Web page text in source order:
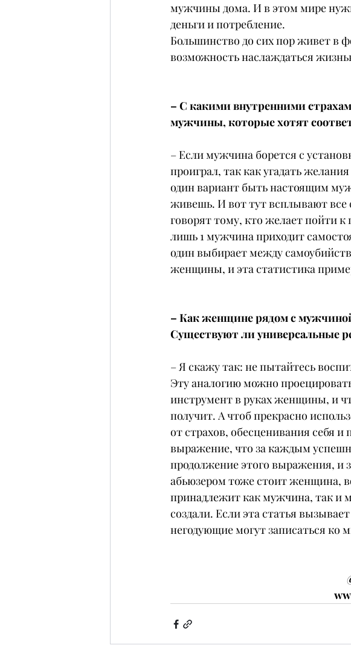
мужчины дома. И в этом мире
деньги и потребление.
Большинство до сих пор живет в
возможность наслаждаться
– С какими внутренними
мужчины, которые хотят
– Если мужчина борется с
проиграл, так как угадать
один вариант быть настоящим
живешь. И вот тут всплывают все
говорят тому, кто желает пойти к
лишь 1 мужчина приходит
один выбирает между
женщины, и эта статистика
– Как женщине рядом с
Существуют ли универсальные
– Я скажу так: не пытайтесь
Эту аналогию можно
инструмент в руках женщины, и
получит. А чтоб прекрасно
от страхов, обесценивания себя
выражение, что за каждым
продолжение этого выражения, и
абьюзером тоже стоит женщина,
принадлежит как мужчина, так
создали. Если эта статья
негодующие могут записаться ко